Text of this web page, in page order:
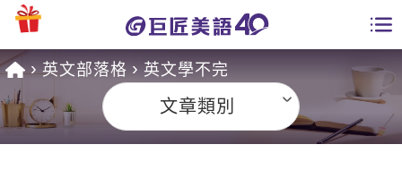
課程總覽
學員專區
英文部落格 英文學不完
文章類別